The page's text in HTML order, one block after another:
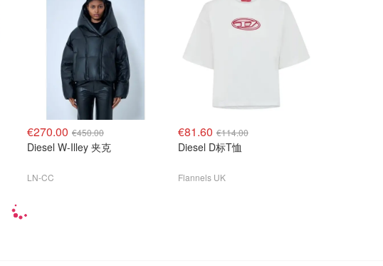
€270.00 €450.00
Diesel W-Illey 夹克
LN-CC
€81.60 €114.00
Diesel D标T恤
Flannels UK